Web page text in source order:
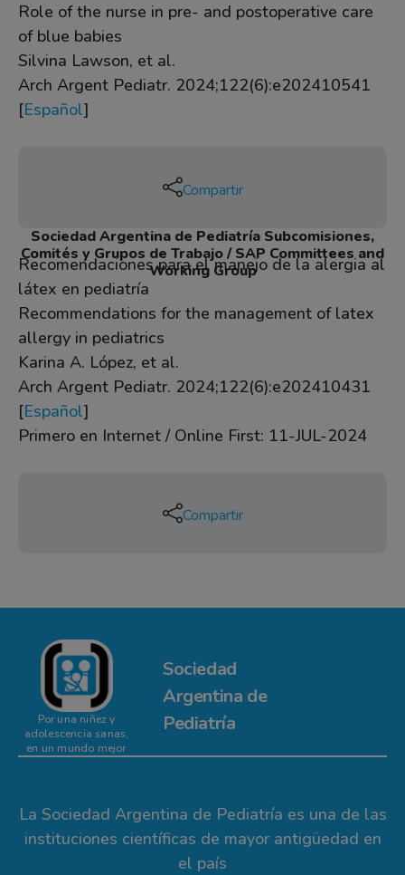
Role of the nurse in pre- and postoperative care
of blue babies
Silvina Lawson, et al.
Arch Argent Pediatr. 2024;122(6):e202410541
[Español]
Compartir
Sociedad Argentina de Pediatría Subcomisiones,
Comités y Grupos de Trabajo / SAP Committees and
Working Group
Recomendaciones para el manejo de la alergia al
látex en pediatría
Recommendations for the management of latex
allergy in pediatrics
Karina A. López, et al.
Arch Argent Pediatr. 2024;122(6):e202410431
[Español]
Primero en Internet / Online First: 11-JUL-2024
Compartir
Sociedad
Argentina de
Pediatría
Por una niñez y
adolescencia sanas,
en un mundo mejor
La Sociedad Argentina de Pediatría es una de las
instituciones científicas de mayor antigüedad en
el país